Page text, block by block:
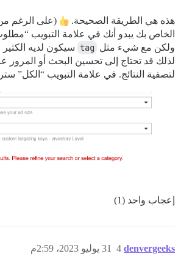
هذه هي الطريقة الصحيحة.
(على الرغم من
الخاص بك يبدو أنك في علامة التبويب
ولكن مع شيء مثل tag سيكون لديه
لذلك قد تحتاج إلى تحسين البحث أو المرور
لتصفية النتائج. في علامة التبويب “الكل”
إعجاب واحد (1)
denvergeeks 31 يوليو 2023، 2:59م 4